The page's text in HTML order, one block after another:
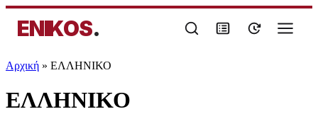
ENIKOS.
Αρχική » ΕΛΛΗΝΙΚΟ
ΕΛΛΗΝΙΚΟ